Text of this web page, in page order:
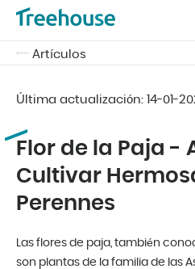
Artículos
Última actualización: 14-01-
Flor de la Paja -
Cultivar
Perennes
Las flores de paja, también
son plantas de la familia de las